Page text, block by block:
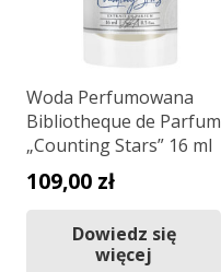
Woda Perfumowana
Bibliotheque de Parfum
„Counting Stars” 16 ml
109,00 zł
Dowiedz się
więcej